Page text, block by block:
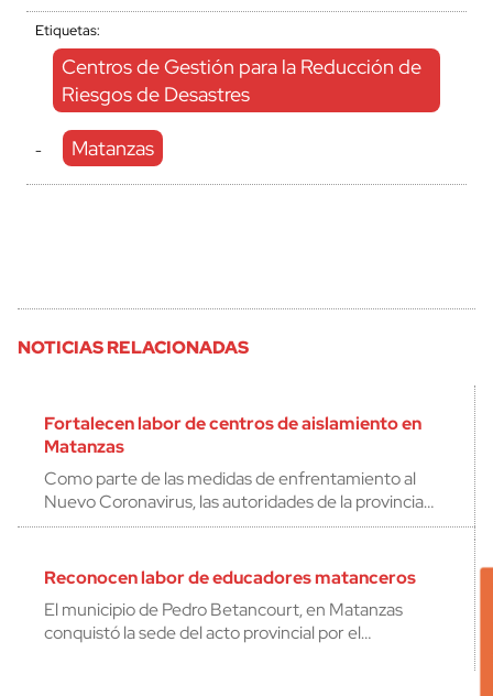
Etiquetas:
Centros de Gestión para la Reducción de
Riesgos de Desastres
- Matanzas
NOTICIAS RELACIONADAS
Fortalecen labor de centros de aislamiento en
Matanzas
Como parte de las medidas de enfrentamiento al
Nuevo Coronavirus, las autoridades de la provincia…
Reconocen labor de educadores matanceros
El municipio de Pedro Betancourt, en Matanzas
conquistó la sede del acto provincial por el…